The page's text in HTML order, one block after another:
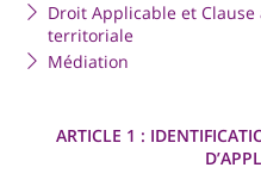
Droit Applicable et
territoriale
Médiation
ARTICLE 1 :